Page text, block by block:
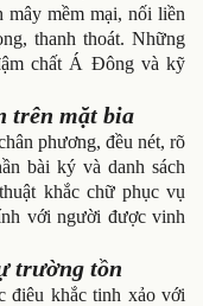
mây mềm mại, nối liền
thanh thoát. Những
chất Á Đông và kỹ
trên mặt bia
phương, đều nét, rõ
bài ký và danh sách
khắc chữ phục vụ
với người được vinh
trường tồn
điêu khắc tinh xảo với